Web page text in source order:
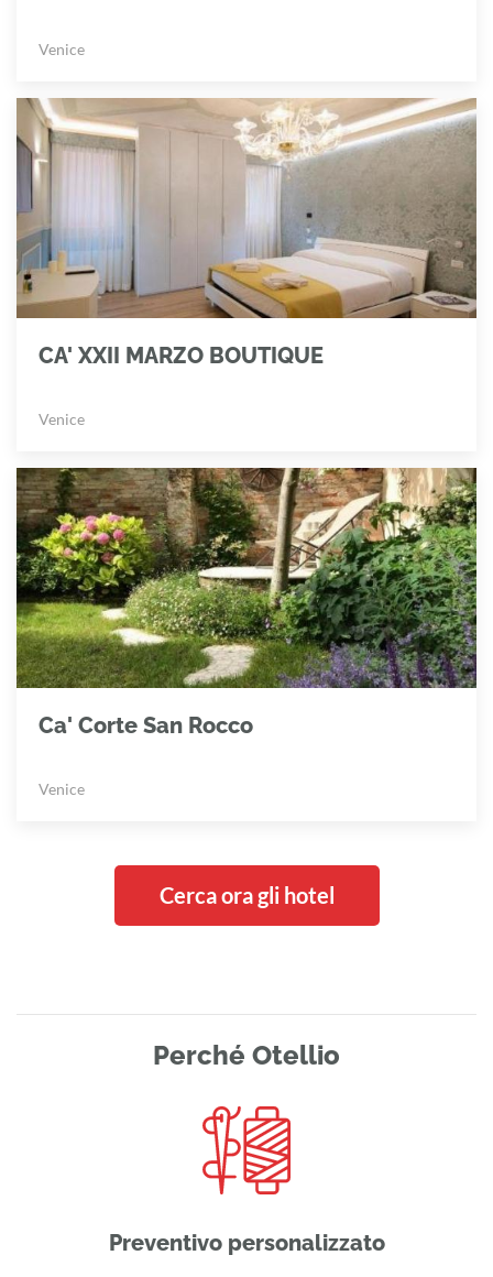
Venice
CA' XXII MARZO BOUTIQUE
Venice
Ca' Corte San Rocco
Venice
Cerca ora gli hotel
Perché Otellio
Preventivo personalizzato